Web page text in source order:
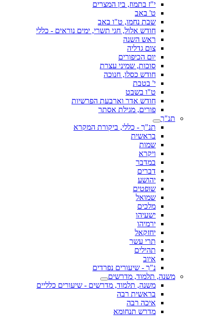
י"ז בתמוז, בין המצרים
ט' באב
שבת נחמו, ט"ו באב
חודש אלול, חגי תשרי, ימים נוראים - כללי
ראש השנה
צום גדליה
יום הכיפורים
סוכות, שמיני עצרת
חודש כסלו, חנוכה
י' בטבת
ט"ו בשבט
חודש אדר וארבעת הפרשיות
פורים, מגילת אסתר
תנ"ך
תנ"ך - כללי, ביקורת המקרא
בראשית
שמות
ויקרא
במדבר
דברים
יהושע
שופטים
שמואל
מלכים
ישעיהו
ירמיהו
יחזקאל
תרי עשר
תהילים
איוב
נ"ך - שיעורים נפרדים
משנה, תלמוד, מדרשים
משנה, תלמוד, מדרשים - שיעורים כלליים
בראשית רבה
איכה רבה
מדרש תנחומא